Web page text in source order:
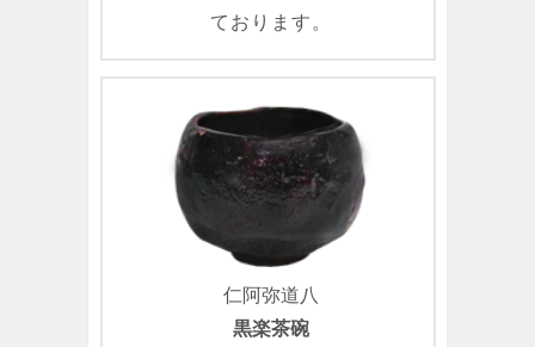
ております。
仁阿弥道八
黒楽茶碗